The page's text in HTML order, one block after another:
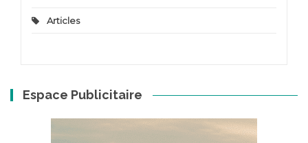
Articles
Espace Publicitaire